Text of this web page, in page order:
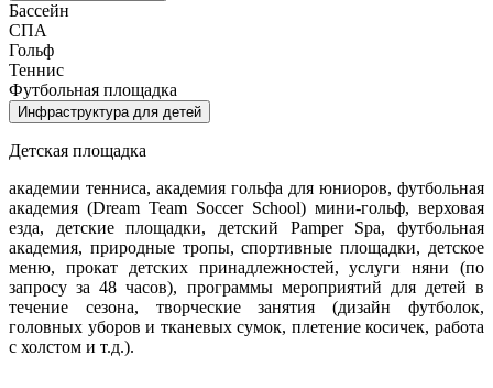
Бассейн
СПА
Гольф
Теннис
Футбольная площадка
Инфраструктура для детей
Детская площадка
академии тенниса, академия гольфа для юниоров, футбольная
академия (Dream Team Soccer School) мини-гольф, верховая
езда, детские площадки, детский Pamper Spa, футбольная
академия, природные тропы, спортивные площадки, детское
меню, прокат детских принадлежностей, услуги няни (по
запросу за 48 часов), программы мероприятий для детей в
течение сезона, творческие занятия (дизайн футболок,
головных уборов и тканевых сумок, плетение косичек, работа
с холстом и т.д.).